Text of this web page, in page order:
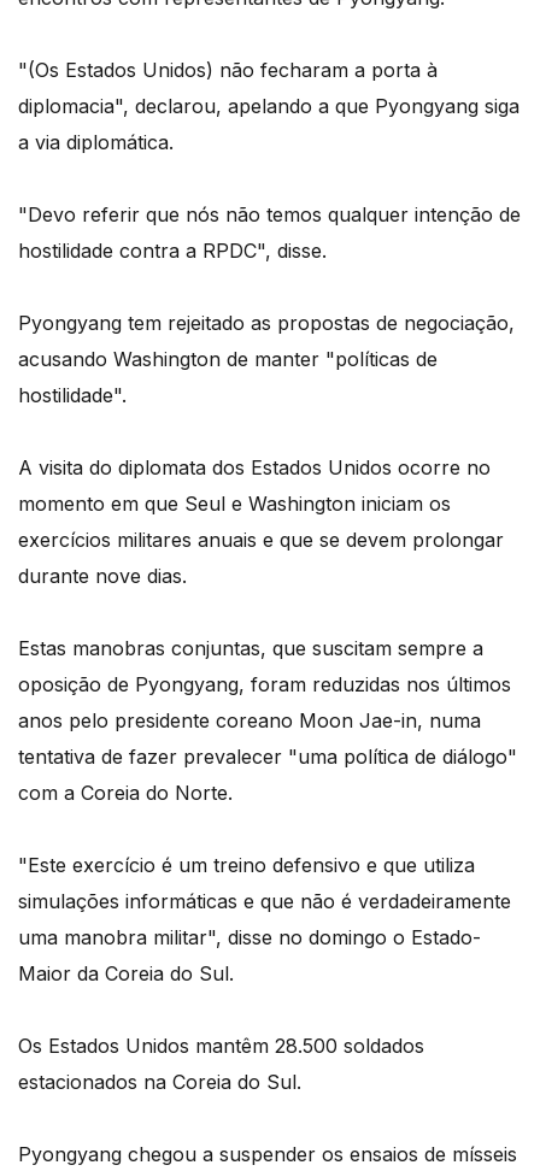
"(Os Estados Unidos) não fecharam a porta à
diplomacia", declarou, apelando a que Pyongyang siga
a via diplomática.
"Devo referir que nós não temos qualquer intenção de
hostilidade contra a RPDC", disse.
Pyongyang tem rejeitado as propostas de negociação,
acusando Washington de manter "políticas de
hostilidade".
A visita do diplomata dos Estados Unidos ocorre no
momento em que Seul e Washington iniciam os
exercícios militares anuais e que se devem prolongar
durante nove dias.
Estas manobras conjuntas, que suscitam sempre a
oposição de Pyongyang, foram reduzidas nos últimos
anos pelo presidente coreano Moon Jae-in, numa
tentativa de fazer prevalecer "uma política de diálogo"
com a Coreia do Norte.
"Este exercício é um treino defensivo e que utiliza
simulações informáticas e que não é verdadeiramente
uma manobra militar", disse no domingo o Estado-
Maior da Coreia do Sul.
Os Estados Unidos mantêm 28.500 soldados
estacionados na Coreia do Sul.
Pyongyang chegou a suspender os ensaios de mísseis